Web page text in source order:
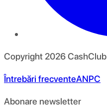
Copyright 2026CashClub
Întrebări frecventeANPC
Abonare newsletter